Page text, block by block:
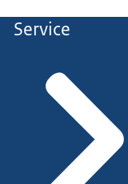
Service